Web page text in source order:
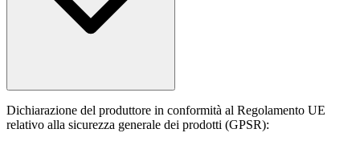
Dichiarazione del produttore in conformità al Regolamento UE
relativo alla sicurezza generale dei prodotti (GPSR):